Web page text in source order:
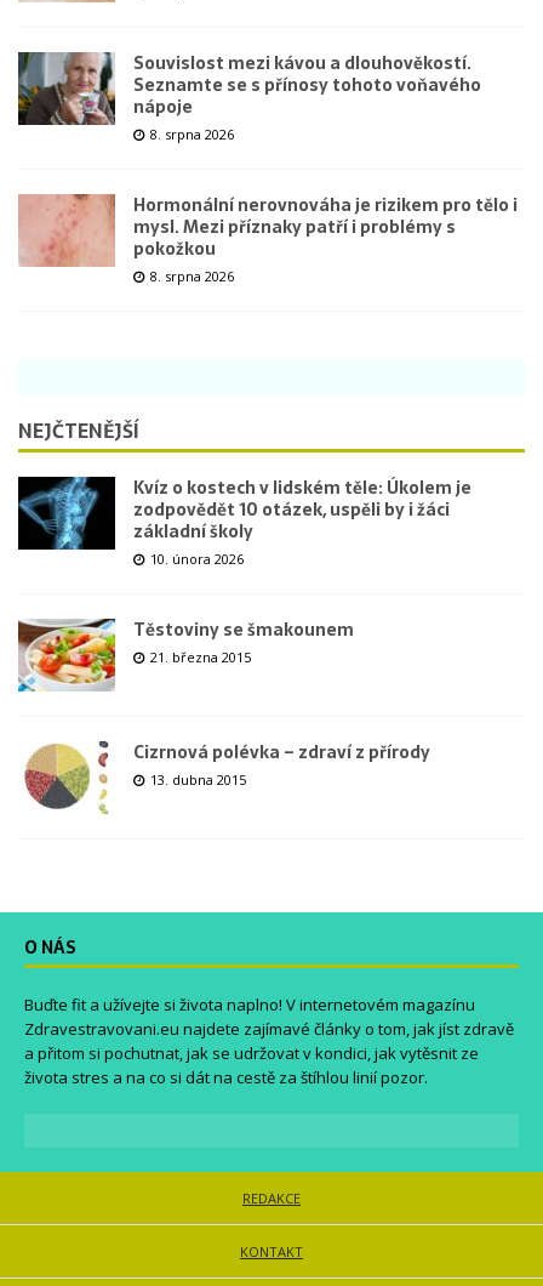
Souvislost mezi kávou a dlouhověkostí.
Seznamte se s přínosy tohoto voňavého
nápoje
8. srpna 2026
Hormonální nerovnováha je rizikem pro tělo i
mysl. Mezi příznaky patří i problémy s
pokožkou
8. srpna 2026
NEJČTENĚJŠÍ
Kvíz o kostech v lidském těle: Úkolem je
zodpovědět 10 otázek, uspěli by i žáci
základní školy
10. února 2026
Těstoviny se šmakounem
21. března 2015
Cizrnová polévka – zdraví z přírody
13. dubna 2015
O NÁS
Buďte fit a užívejte si života naplno! V internetovém magazínu
Zdravestravovani.eu najdete zajímavé články o tom, jak jíst zdravě
a přitom si pochutnat, jak se udržovat v kondici, jak vytěsnit ze
života stres a na co si dát na cestě za štíhlou linií pozor.
REDAKCE
KONTAKT